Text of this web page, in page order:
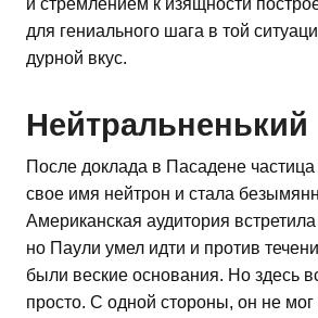
и стремлением к изящности
для гениального шага в той
дурной вкус.
Нейтральненький
После доклада в Пасадене
свое имя нейтрон и стала
Американская аудитория
но Паули умел идти и против
были веские основания. Но здесь
просто. С одной стороны, он не